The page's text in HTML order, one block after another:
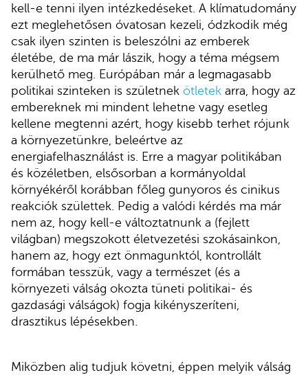
kell-e tenni ilyen intézkedéseket. A klímatudomány
ezt meglehetősen óvatosan kezeli, ódzkodik még
csak ilyen szinten is beleszólni az emberek
életébe, de ma már lászik, hogy a téma mégsem
kerülhető meg. Európában már a legmagasabb
politikai szinteken is születnek ötletek arra, hogy az
embereknek mi mindent lehetne vagy esetleg
kellene megtenni azért, hogy kisebb terhet rójunk
a környezetünkre, beleértve az
energiafelhasználást is. Erre a magyar politikában
és közéletben, elsősorban a kormányoldal
környékéről korábban főleg gunyoros és cinikus
reakciók születtek. Pedig a valódi kérdés ma már
nem az, hogy kell-e változtatnunk a (fejlett
világban) megszokott életvezetési szokásainkon,
hanem az, hogy ezt önmagunktól, kontrollált
formában tesszük, vagy a természet (és a
környezeti válság okozta tüneti politikai- és
gazdasági válságok) fogja kikényszeríteni,
drasztikus lépésekben.
Miközben alig tudjuk követni, éppen melyik válság